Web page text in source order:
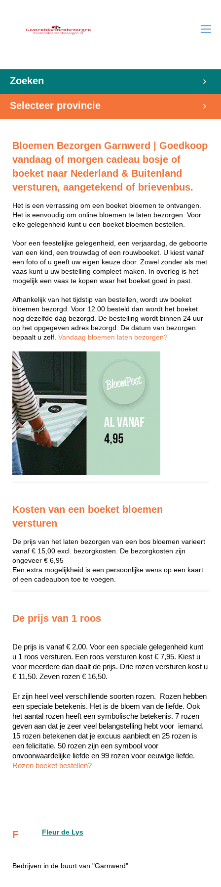
Zoeken
Selecteer provincie
Bloemen Bezorgen Garnwerd | Goedkoop
vandaag of morgen cadeau bosje of
boeket naar Nederland & Buitenland
versturen, aangetekend of brievenbus.
Het is een verrassing om een boeket bloemen te ontvangen.
Het is eenvoudig om online bloemen te laten bezorgen. Voor
elke gelegenheid kunt u een boeket bloemen bestellen.
Voor een feestelijke gelegenheid, een verjaardag, de geboorte
van een kind, een trouwdag of een rouwboeket. U kiest vanaf
een foto of u geeft uw eigen keuze door. Zowel zonder als met
vaas kunt u uw bestelling compleet maken. In overleg is het
mogelijk een vaas te kopen waar het boeket goed in past.
Afhankelijk van het tijdstip van bestellen, wordt uw boeket
bloemen bezorgd. Voor 12.00 besteld dan wordt het boeket
nog dezelfde dag bezorgd. De bestelling wordt binnen 24 uur
op het opgegeven adres bezorgd. De datum van bezorgen
bepaalt u zelf. Vandaag bloemen laten bezorgen?
Kosten van een boeket bloemen
versturen
De prijs van het laten bezorgen van een bos bloemen varieert
vanaf € 15,00 excl. bezorgkosten. De bezorgkosten zijn
ongeveer € 6,95
Een extra mogelijkheid is een persoonlijke wens op een kaart
of een cadeaubon toe te voegen.
De prijs van 1 roos
De prijs is vanaf € 2,00. Voor een speciale gelegenheid kunt
u 1 roos versturen. Een roos versturen kost € 7,95. Kiest u
voor meerdere dan daalt de prijs. Drie rozen versturen kost u
€ 11,50. Zeven rozen € 16,50.
Er zijn heel veel verschillende soorten rozen.  Rozen hebben
een speciale betekenis. Het is de bloem van de liefde. Ook
het aantal rozen heeft een symbolische betekenis. 7 rozen
geven aan dat je zeer veel belangstelling hebt voor  iemand.
15 rozen betekenen dat je excuus aanbiedt en 25 rozen is
een felicitatie. 50 rozen zijn een symbool voor
Rozen boeket bestellen?
F Fleur de Lys
Bedrijven in de buurt van "Garnwerd"